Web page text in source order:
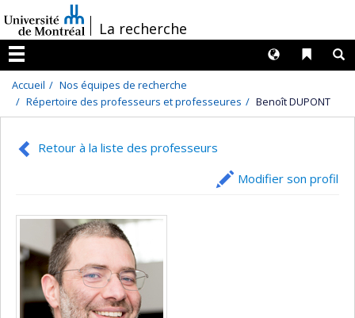
au
contenu
/La recherche
Menu
Liens
Langues
Accueil
Nos équipes de recherche
Répertoire des professeurs et professeures
Benoît DUPONT
Retour à la liste des professeurs
Modifier son profil